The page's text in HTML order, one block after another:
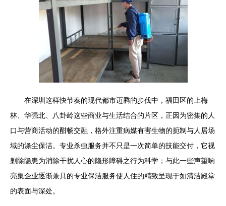
在深圳这样快节奏的现代都市迈腾的步伐中，福田区的上梅
林、华强北、八卦岭这些商业与生活结合的片区，正因为密集的人
口与营商活动的酣畅交融，格外注重病媒有害生物的扼制与人居场
域的涤尘保洁。专业杀虫服务并不只是一次简单的技能交付，它视
剿除隐患为消除干扰人心的隐形障碍之行为科学；与此一些声望响
亮集企业逐渐兼具的专业保洁服务使人住的精致呈现于如清洁殿堂
的表面与深处。